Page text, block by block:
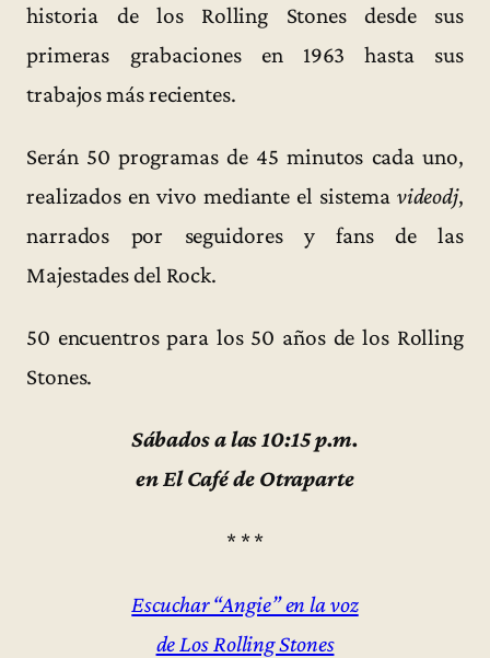
historia de los Rolling Stones desde sus
primeras grabaciones en 1963 hasta sus
trabajos más recientes.
Serán 50 programas de 45 minutos cada uno,
realizados en vivo mediante el sistema videodj,
narrados por seguidores y fans de las
Majestades del Rock.
50 encuentros para los 50 años de los Rolling
Stones.
Sábados a las 10:15 p.m.
en El Café de Otraparte
* * *
Escuchar “Angie” en la voz
de Los Rolling Stones